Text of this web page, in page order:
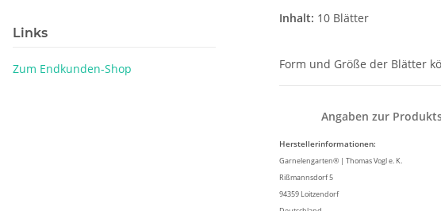
Inhalt: 10 Blätter
Form und Größe der Blätter
Angaben zur
Herstellerinformationen:
Garnelengarten® | Thomas Vogl e. K.
Rißmannsdorf 5
94359 Loitzendorf
Links
Zum Endkunden-Shop